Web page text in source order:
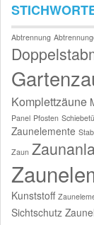
Abtrennung
Komplettzäune
Panel Pfosten
Zaunelemente
Zaun
Kunststoff
Sichtschutz